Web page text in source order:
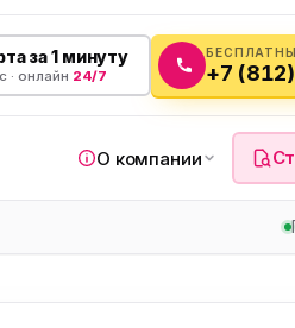
за 1 минуту
· онлайн 24/7 +7
О компании